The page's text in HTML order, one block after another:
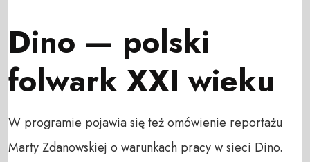
Dino — polski
folwark XXI wieku
W programie pojawia się też omówienie reportażu
Marty Zdanowskiej o warunkach pracy w sieci Dino.